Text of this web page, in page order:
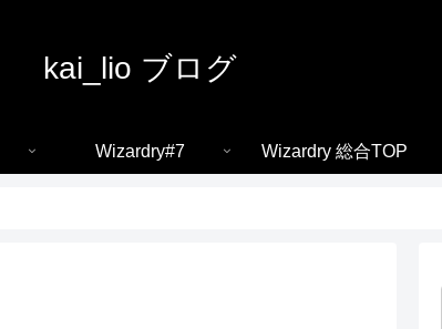
kai_lio ブログ
Wizardry#7 Wizardry 総合TOP